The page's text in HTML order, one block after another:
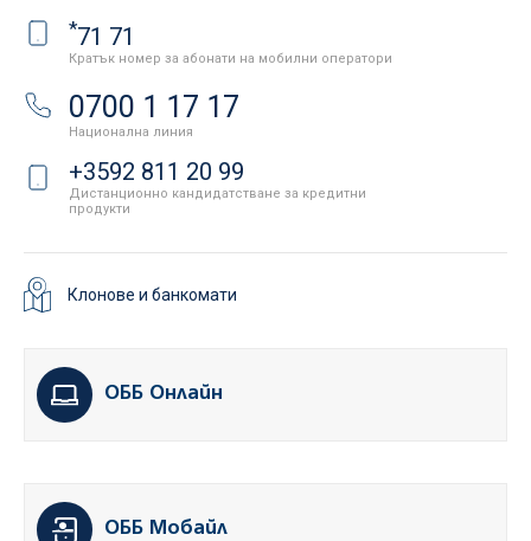
*71 71
Кратък номер за абонати на мобилни оператори
0700 1 17 17
Национална линия
+3592 811 20 99
Дистанционно кандидатстване за кредитни
продукти
Клонове и банкомати
ОББ Онлайн
ОББ Мобайл